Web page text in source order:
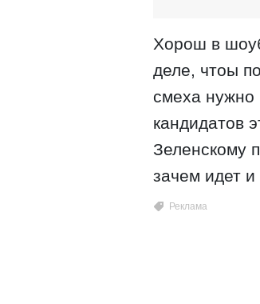
Хорош в
деле, чтоы
смеха нужно
кандидатов
Зеленскому
зачем идет и